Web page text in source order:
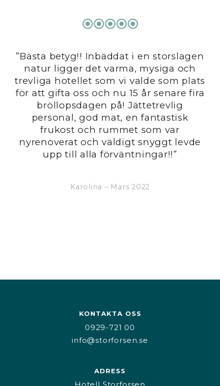
”Bästa betyg!! Inbäddat i en storslagen
natur ligger det varma, mysiga och
trevliga hotellet som vi valde som plats
för att gifta oss och nu 15 år senare fira
bröllopsdagen på! Jättetrevlig
personal, god mat, en fantastisk
frukost och rummet som var
nyrenoverat och väldigt snyggt levde
upp till alla förväntningar!!”
Karolina – Mars 2022
KONTAKTA OSS
0929-721 00
info@storforsen.se
ADRESS